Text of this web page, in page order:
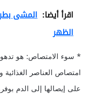
اقرأ أيضا: المشى
الظهر
* سوء الامتصاص: هو
امتصاص العناصر الغذائية
على إيصالها إلى الدم